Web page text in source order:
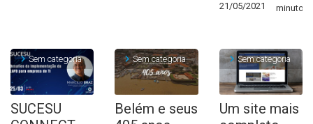
21/05/2021 minuto
Sem categoria
SUCESU
Sem categoria
Belém e seus
Sem categoria
Um site mais